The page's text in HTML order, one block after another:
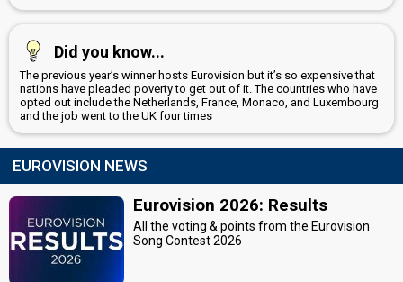
Did you know...
The previous year’s winner hosts Eurovision but it’s so expensive that
nations have pleaded poverty to get out of it. The countries who have
opted out include the Netherlands, France, Monaco, and Luxembourg
and the job went to the UK four times
EUROVISION NEWS
Eurovision 2026: Results
All the voting & points from the Eurovision
Song Contest 2026